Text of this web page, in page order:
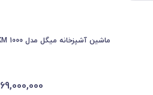
ماشین آشپزخانه میگل مدل GKM 1000
69,000,000